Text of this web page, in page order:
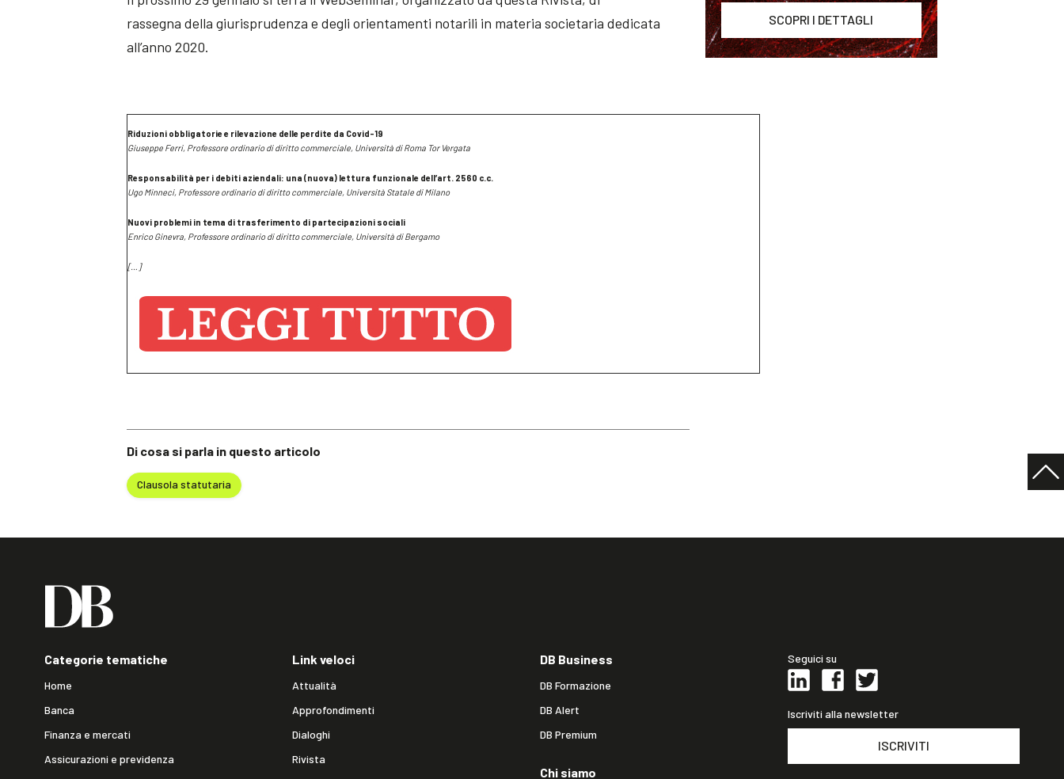
Di cosa si parla in questo articolo
Clausola statutaria
rassegna della giurisprudenza e degli orientamenti notarili in materia societaria dedicata
all’anno 2020.
Riduzioni obbligatorie e rilevazione delle perdite da Covid-19
Giuseppe Ferri, Professore ordinario di diritto commerciale, Università di Roma Tor Vergata
Responsabilità per i debiti aziendali: una (nuova) lettura funzionale dell’art. 2560 c.c.
Ugo Minneci, Professore ordinario di diritto commerciale, Università Statale di Milano
Nuovi problemi in tema di trasferimento di partecipazioni sociali
Enrico Ginevra, Professore ordinario di diritto commerciale, Università di Bergamo
[…]
SCOPRI I DETTAGLI
Categorie tematiche
Home
Banca
Finanza e mercati
Assicurazioni e previdenza
Link veloci
Attualità
Approfondimenti
Dialoghi
Rivista
DB Business
DB Formazione
DB Alert
DB Premium
Chi siamo
Seguici su
Iscriviti alla newsletter
ISCRIVITI